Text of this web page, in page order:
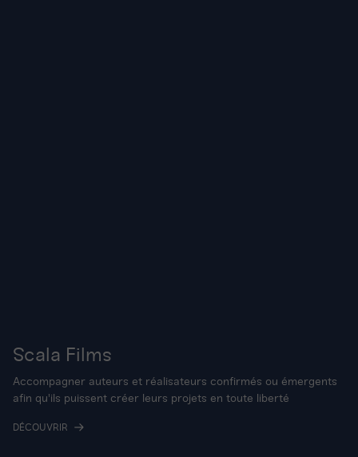
Scala Films
Accompagner auteurs et réalisateurs confirmés ou émergents
afin qu'ils puissent créer leurs projets en toute liberté
DÉCOUVRIR